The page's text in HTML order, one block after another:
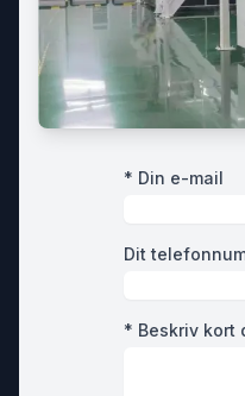
* Din e-mail
Dit
* Beskriv kort